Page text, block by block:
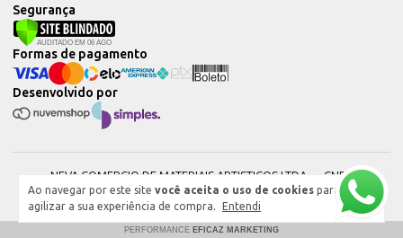
Ao navegar por este site você aceita o uso de cookies para
agilizar a sua experiência de compra.
Entendi
Segurança
Desenvolvido por
Formas de pagamento
NEVA COMERCIO DE MATERIAIS ARTISTICOS LTDA — CNPJ:
51604544000101 © 2026. Todos os direitos reservados.